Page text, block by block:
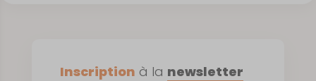
Inscription à la newsletter